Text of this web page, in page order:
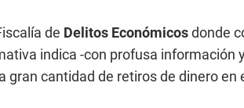
de Delitos Económicosdonde
indica -con profusa información
gran cantidad de retiros de dinero